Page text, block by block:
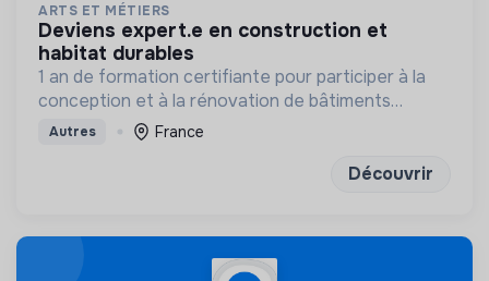
ARTS ET MÉTIERS
deviens expert.e en construction et
habitat durables
1 an de formation certifiante pour participer à la
conception et à la rénovation de bâtiments
économes en énergie et respectueux de
Autres France
Découvrir